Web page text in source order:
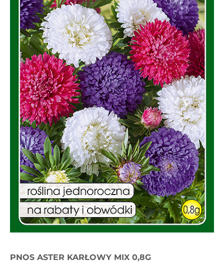
PNOS ASTER KARŁOWY MIX 0,8G